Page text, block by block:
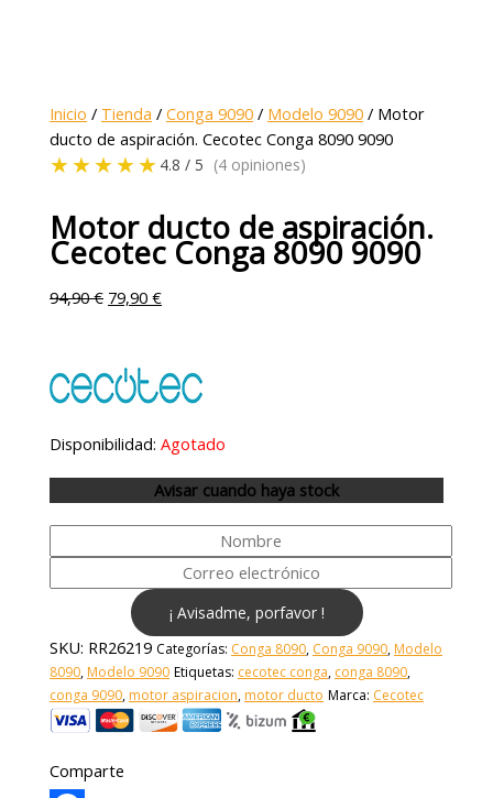
Inicio / Tienda /Conga 9090 / Modelo 9090 / Motor
ducto de aspiración. Cecotec Conga 8090 9090
★★★★★ 4.8 / 5 (4 opiniones)
Motor ducto de aspiración.
Cecotec Conga 8090 9090
94,90€ 79,90€
Disponibilidad: Agotado
Avisar cuando haya stock
¡ Avisadme, porfavor !
SKU: RR26219 Categorías: Conga 8090, Conga 9090, Modelo
8090, Modelo 9090 Etiquetas: cecotec conga, conga 8090,
conga 9090, motor aspiracion, motor ducto Marca: Cecotec
Comparte